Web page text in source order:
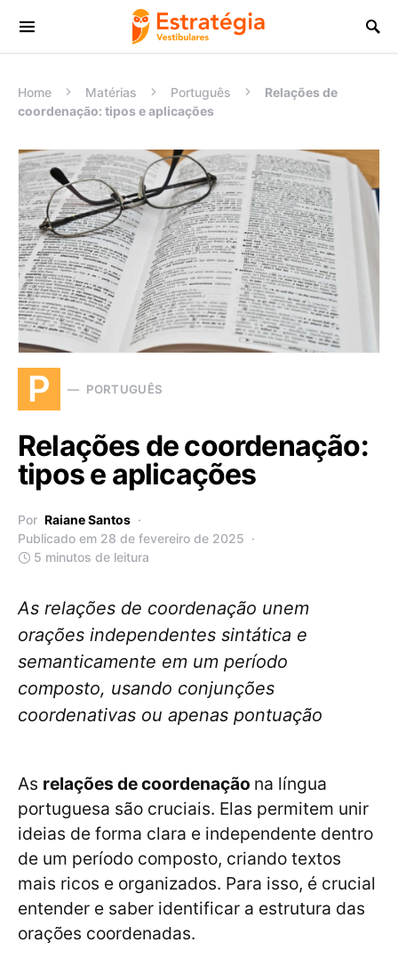
Procurar:
Home Matérias Português
Relações de
coordenação: tipos e aplicações
P PORTUGUÊS
Relações de coordenação:
tipos e aplicações
Por Raiane Santos
Publicado em 28 de fevereiro de 2025
5 minutos de leitura
As relações de coordenação unem
orações independentes sintática e
semanticamente em um período
composto, usando conjunções
coordenativas ou apenas pontuação
As relações de coordenação na língua
portuguesa são cruciais. Elas permitem unir
ideias de forma clara e independente dentro
de um período composto, criando textos
mais ricos e organizados. Para isso, é crucial
entender e saber identificar a estrutura das
orações coordenadas.